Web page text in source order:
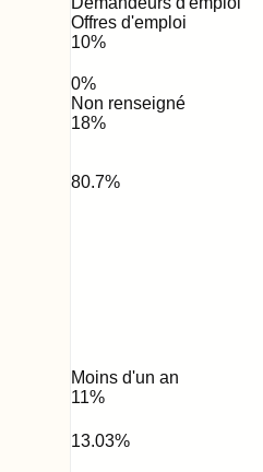
Offres d'emploi
10%
0%
Non renseigné
18%
80.7%
Moins d'un an
11%
13.03%